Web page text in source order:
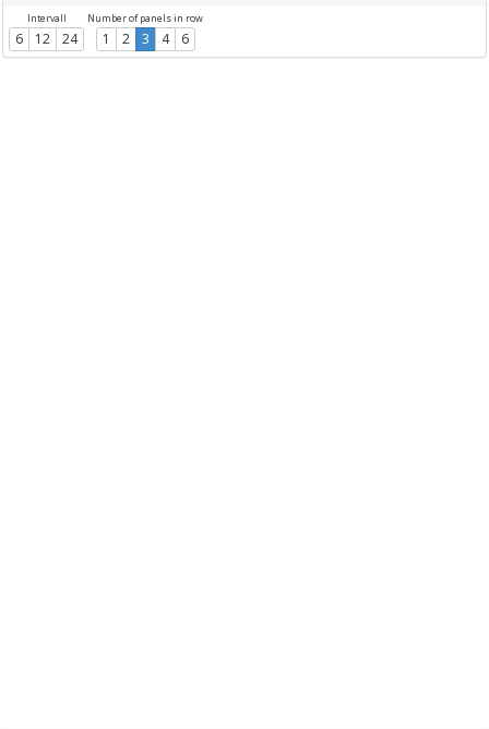
Intervall
6 12 24
Number of panels in row
1 2 3 4 6